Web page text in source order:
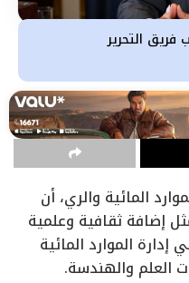
فريق التحرير
المائية والري، أن
إضافة ثقافية وعلمية
الموارد المائية
العلم والهندسة.